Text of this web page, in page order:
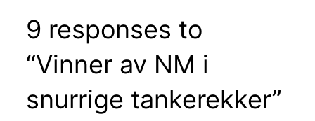
9 responses to
“Vinner av NM i
snurrige tankerekker”